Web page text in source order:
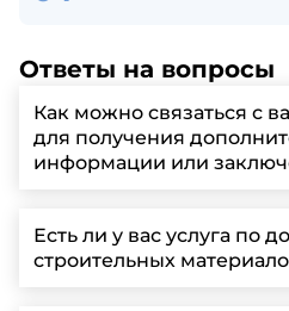
Ответы на вопросы
Как можно связаться с
для получения
информации или
запрос через нашу
заполнить форму на нашем
детальной информации и
Есть ли у вас услуга по
строительных